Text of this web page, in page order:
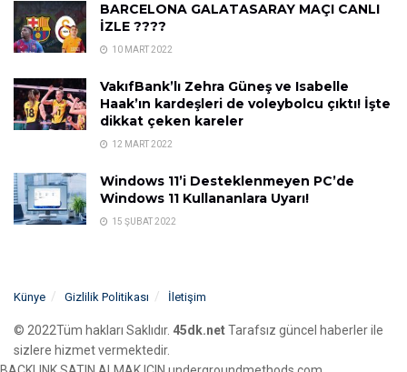
BARCELONA GALATASARAY MAÇI CANLI
İZLE ????
10 MART 2022
VakıfBank’lı Zehra Güneş ve Isabelle
Haak’ın kardeşleri de voleybolcu çıktı! İşte
dikkat çeken kareler
12 MART 2022
Windows 11’i Desteklenmeyen PC’de
Windows 11 Kullananlara Uyarı!
15 ŞUBAT 2022
Künye Gizlilik Politikası İletişim
© 2022Tüm hakları Saklıdır. 45dk.netTarafsız güncel haberler ile
sizlere hizmet vermektedir.